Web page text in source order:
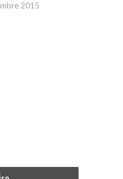
2015